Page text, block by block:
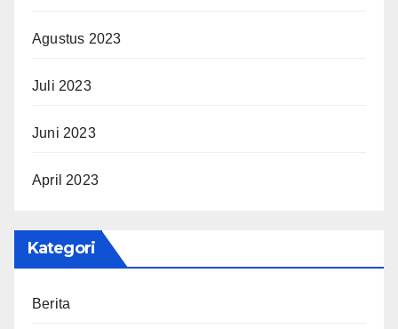
Agustus 2023
Juli 2023
Juni 2023
April 2023
Kategori
Berita